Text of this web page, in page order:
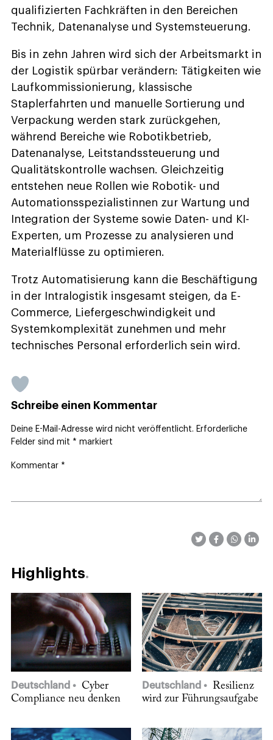
qualifizierten Fachkräften in den Bereichen
Technik, Datenanalyse und Systemsteuerung.
Bis in zehn Jahren wird sich der Arbeitsmarkt in
der Logistik spürbar verändern: Tätigkeiten wie
Laufkommissionierung, klassische
Staplerfahrten und manuelle Sortierung und
Verpackung werden stark zurückgehen,
während Bereiche wie Robotikbetrieb,
Datenanalyse, Leitstandssteuerung und
Qualitätskontrolle wachsen. Gleichzeitig
entstehen neue Rollen wie Robotik- und
Automationsspezialistinnen zur Wartung und
Integration der Systeme sowie Daten- und KI-
Experten, um Prozesse zu analysieren und
Materialflüsse zu optimieren.
Trotz Automatisierung kann die Beschäftigung
in der Intralogistik insgesamt steigen, da E-
Commerce, Liefergeschwindigkeit und
Systemkomplexität zunehmen und mehr
technisches Personal erforderlich sein wird.
Schreibe einen Kommentar
Deine E-Mail-Adresse wird nicht veröffentlicht. Erforderliche
Felder sind mit * markiert
Kommentar *
Highlights
Deutschland
Cyber
Compliance neu denken
Deutschland
Resilienz
wird zur Führungsaufgabe